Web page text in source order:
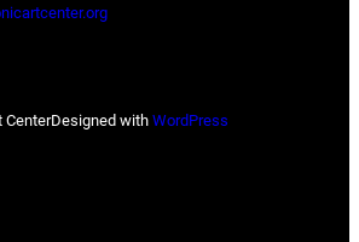
CenterDesigned with WordPress